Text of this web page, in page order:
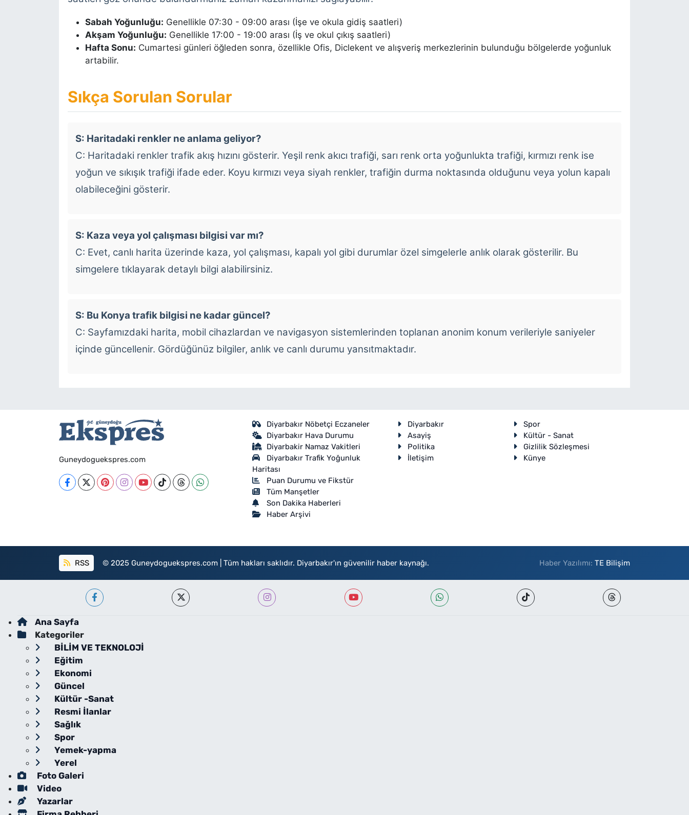
Sabah Yoğunluğu: Genellikle 07:30 - 09:00 arası (İşe ve okula gidiş saatleri)
Akşam Yoğunluğu: Genellikle 17:00 - 19:00 arası (İş ve okul çıkış saatleri)
Hafta Sonu: Cumartesi günleri öğleden sonra, özellikle Ofis, Diclekent ve alışveriş merkezlerinin bulunduğu bölgelerde yoğunluk
artabilir.
Sıkça Sorulan Sorular
S: Haritadaki renkler ne anlama geliyor?
C: Haritadaki renkler trafik akış hızını gösterir. Yeşil renk akıcı trafiği, sarı renk orta yoğunlukta trafiği, kırmızı renk ise
yoğun ve sıkışık trafiği ifade eder. Koyu kırmızı veya siyah renkler, trafiğin durma noktasında olduğunu veya yolun kapalı
olabileceğini gösterir.
S: Kaza veya yol çalışması bilgisi var mı?
C: Evet, canlı harita üzerinde kaza, yol çalışması, kapalı yol gibi durumlar özel simgelerle anlık olarak gösterilir. Bu
simgelere tıklayarak detaylı bilgi alabilirsiniz.
S: Bu Konya trafik bilgisi ne kadar güncel?
C: Sayfamızdaki harita, mobil cihazlardan ve navigasyon sistemlerinden toplanan anonim konum verileriyle saniyeler
içinde güncellenir. Gördüğünüz bilgiler, anlık ve canlı durumu yansıtmaktadır.
Guneydoguekspres.com
Diyarbakır Nöbetçi Eczaneler
Diyarbakır Hava Durumu
Diyarbakir Namaz Vakitleri
Diyarbakır Trafik Yoğunluk
Haritası
Puan Durumu ve Fikstür
Tüm Manşetler
Son Dakika Haberleri
Haber Arşivi
Diyarbakır
Spor
Asayiş
Kültür - Sanat
Politika
Gizlilik Sözleşmesi
İletişim
Künye
RSS © 2025 Guneydoguekspres.com | Tüm hakları saklıdır. Diyarbakır'ın güvenilir haber kaynağı. Haber Yazılımı:TE Bilişim
Ana Sayfa
Kategoriler
BİLİM VE TEKNOLOJİ
Eğitim
Ekonomi
Güncel
Kültür -Sanat
Resmi İlanlar
Sağlık
Spor
Yemek-yapma
Yerel
Foto Galeri
Video
Yazarlar